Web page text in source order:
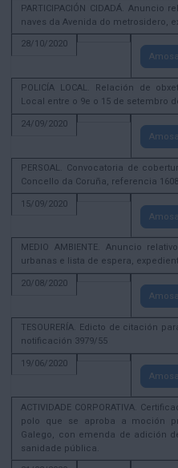
PARTICIPACIÓN CIDADÁ.
naves da Avenida do metrosidero,
28/10/2020
POLICÍA LOCAL. Relación de
Local entre o 9e o 15 de setembro
24/09/2020
PERSOAL. Convocatoria de
Concello da Coruña, referencia
15/09/2020
MEDIO AMBIENTE. Anuncio
urbanas e lista de espera,
20/08/2020
TESOURERÍA. Edicto de citación
notificación 3979/55
19/06/2020
ACTIVIDADE CORPORATIVA.
polo que se aproba a moción
Galego, con emenda de adición
sanidade pública.